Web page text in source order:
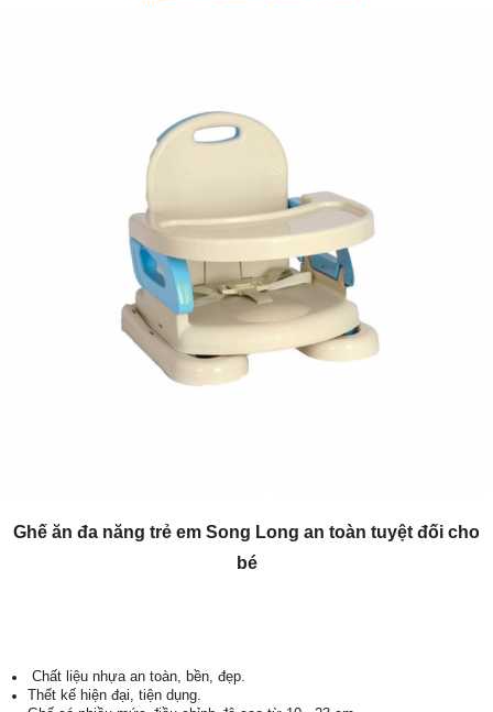
Ghế ăn đa năng trẻ em Song Long an toàn tuyệt đối cho
bé
Chất liệu nhựa an toàn, bền, đẹp.
Thết kế hiện đại, tiện dụng.